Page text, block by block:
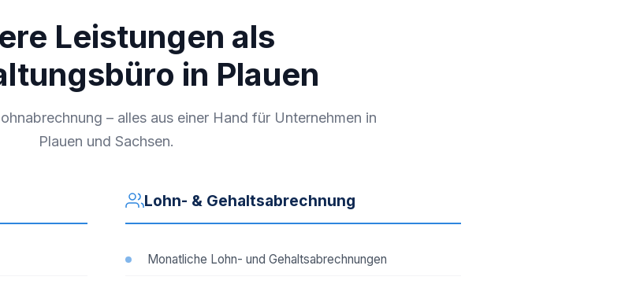
Leistungen als
in Plauen
– alles aus einer Hand für Unternehmen in
Plauen und Sachsen.
Lohn- & Gehaltsabrechnung
Monatliche Lohn- und Gehaltsabrechnungen